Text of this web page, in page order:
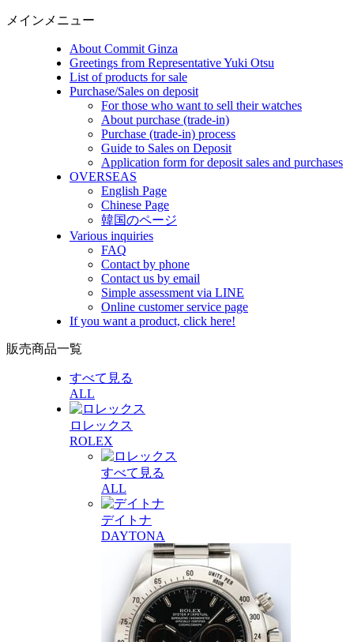
メインメニュー
About Commit Ginza
Greetings from Representative Yuki Otsu
List of products for sale
Purchase/Sales on deposit
For those who want to sell their watches
About purchase (trade-in)
Purchase (trade-in) process
Guide to Sales on Deposit
Application form for deposit sales and purchases
OVERSEAS
English Page
Chinese Page
韓国のページ
Various inquiries
FAQ
Contact by phone
Contact us by email
Simple assessment via LINE
Online customer service page
If you want a product, click here!
販売商品一覧
すべて見る
ALL
ロレックス
ROLEX
すべて見る
ALL
デイトナ
DAYTONA